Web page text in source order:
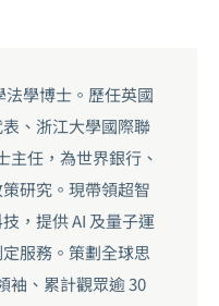
學博士。歷任英國
、浙江大學國際聯
主任，為世界銀行、
研究。現帶領超智
，提供 AI 及量子運
服務。策劃全球思
袖、累計觀眾逾 30